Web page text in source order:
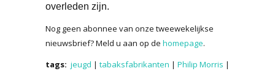
overleden zijn.
Nog geen abonnee van onze tweewekelijkse
nieuwsbrief? Meld u aan op de homepage.
tags: jeugd | tabaksfabrikanten | Philip Morris |